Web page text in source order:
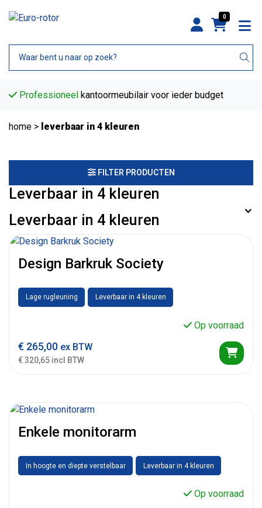
0
Professioneel kantoormeubilair voor ieder budget
home > leverbaar in 4 kleuren
FILTER PRODUCTEN
Leverbaar in 4 kleuren
Leverbaar in 4 kleuren
Design Barkruk Society
Lage rugleuning Leverbaar in 4 kleuren
Op voorraad
€ 265,00 ex BTW
€ 320,65 incl BTW
Enkele monitorarm
In hoogte en diepte verstelbaar Leverbaar in 4 kleuren
Op voorraad